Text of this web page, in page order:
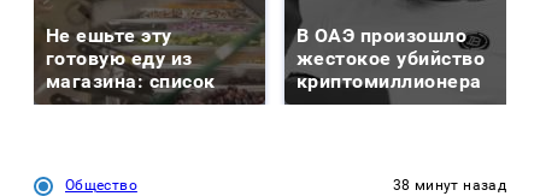
Не ешьте эту
готовую еду из
магазина: список
В ОАЭ произошло
жестокое убийство
криптомиллионера
Общество 38 минут назад